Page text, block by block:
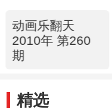
动画乐翻天
2010年 第260
期
精选